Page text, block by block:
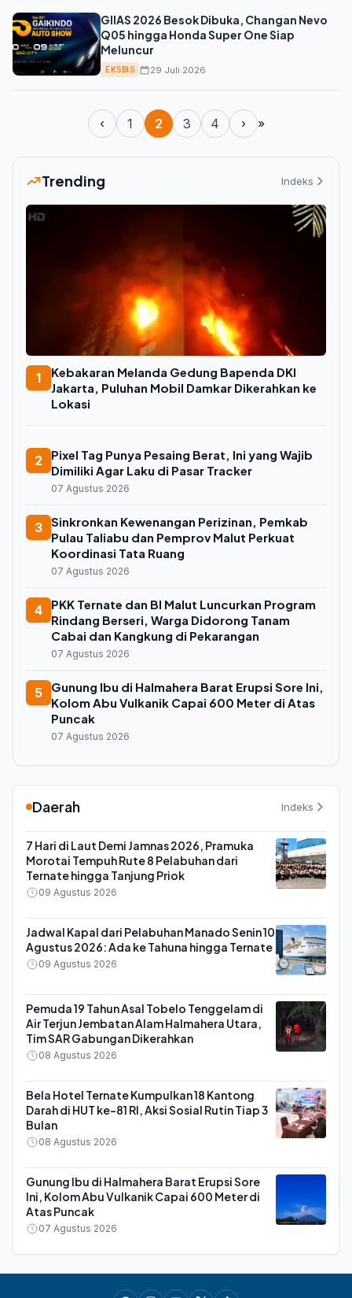
GIIAS 2026 Besok Dibuka, Changan Nevo
Q05 hingga Honda Super One Siap
Meluncur
EKSBIS 29 Juli 2026
‹ 1 2 3 4 › »
Trending Indeks
1
Kebakaran Melanda Gedung Bapenda DKI
Jakarta, Puluhan Mobil Damkar Dikerahkan ke
Lokasi
2
Pixel Tag Punya Pesaing Berat, Ini yang Wajib
Dimiliki Agar Laku di Pasar Tracker
07 Agustus 2026
3 Sinkronkan Kewenangan Perizinan, Pemkab
Pulau Taliabu dan Pemprov Malut Perkuat
Koordinasi Tata Ruang
07 Agustus 2026
4
PKK Ternate dan BI Malut Luncurkan Program
Rindang Berseri, Warga Didorong Tanam
Cabai dan Kangkung di Pekarangan
07 Agustus 2026
5
Gunung Ibu di Halmahera Barat Erupsi Sore Ini,
Kolom Abu Vulkanik Capai 600 Meter di Atas
Puncak
07 Agustus 2026
Daerah Indeks
7 Hari di Laut Demi Jamnas 2026, Pramuka
Morotai Tempuh Rute 8 Pelabuhan dari
Ternate hingga Tanjung Priok
09 Agustus 2026
Jadwal Kapal dari Pelabuhan Manado Senin 10
Agustus 2026: Ada ke Tahuna hingga Ternate
09 Agustus 2026
Pemuda 19 Tahun Asal Tobelo Tenggelam di
Air Terjun Jembatan Alam Halmahera Utara,
Tim SAR Gabungan Dikerahkan
08 Agustus 2026
Bela Hotel Ternate Kumpulkan 18 Kantong
Darah di HUT ke-81 RI, Aksi Sosial Rutin Tiap 3
Bulan
08 Agustus 2026
Gunung Ibu di Halmahera Barat Erupsi Sore
Ini, Kolom Abu Vulkanik Capai 600 Meter di
Atas Puncak
07 Agustus 2026